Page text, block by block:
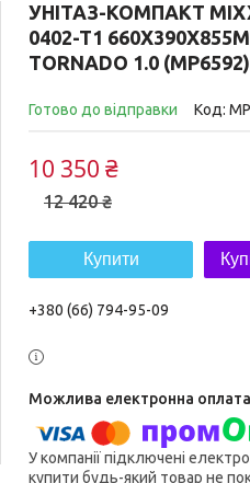
УНІТАЗ-КОМПАКТ
0402-T1
TORNADO 1.0 (MP6592)
Готово до відправки Код:
12 420 ₴
10 350 ₴
Купити
+380 (66) 794-95-09
У компанії підключені
купити будь-який товар не